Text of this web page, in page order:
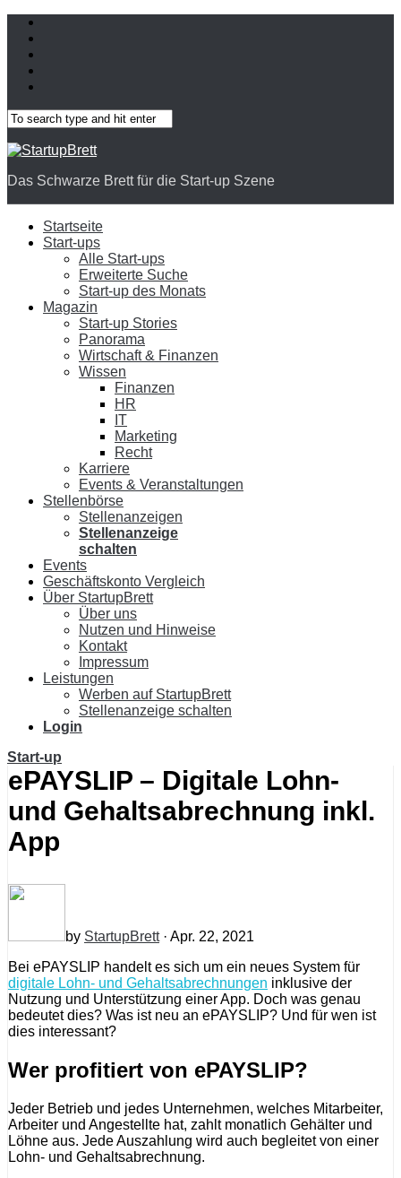
Das Schwarze Brett für die Start-up Szene
Startseite
Start-ups
Alle Start-ups
Erweiterte Suche
Start-up des Monats
Magazin
Start-up Stories
Panorama
Wirtschaft & Finanzen
Wissen
Finanzen
HR
IT
Marketing
Recht
Karriere
Events & Veranstaltungen
Stellenbörse
Stellenanzeigen
Stellenanzeige
schalten
Events
Geschäftskonto Vergleich
Über StartupBrett
Über uns
Nutzen und Hinweise
Kontakt
Impressum
Leistungen
Werben auf StartupBrett
Stellenanzeige schalten
Login
Start-up
ePAYSLIP – Digitale Lohn-
und Gehaltsabrechnung inkl.
App
by StartupBrett· Apr. 22, 2021
Bei ePAYSLIP handelt es sich um ein neues System für
digitale Lohn- und Gehaltsabrechnungen inklusive der
Nutzung und Unterstützung einer App. Doch was genau
bedeutet dies? Was ist neu an ePAYSLIP? Und für wen ist
dies interessant?
Wer profitiert von ePAYSLIP?
Jeder Betrieb und jedes Unternehmen, welches Mitarbeiter,
Arbeiter und Angestellte hat, zahlt monatlich Gehälter und
Löhne aus. Jede Auszahlung wird auch begleitet von einer
Lohn- und Gehaltsabrechnung.